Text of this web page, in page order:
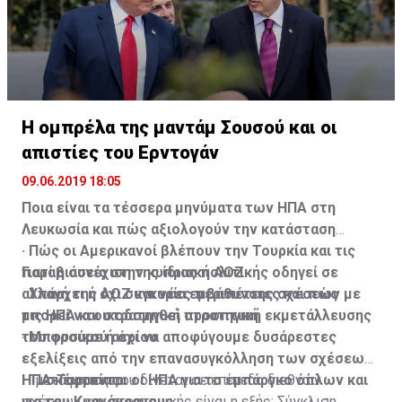
όχι, ότι, εκείνους που δεν πληρούν τα κριτήρια,
άρχισαν να τους στέλνουν επιστολές εκποίησης».
Η ομπρέλα της μαντάμ Σουσού και οι
απιστίες του Ερντογάν
09.06.2019 18:05
Ποια είναι τα τέσσερα μηνύματα των ΗΠΑ στη
Λευκωσία και πώς αξιολογούν την κατάσταση
Γιατί η συνέχιση της ίδιας πολιτικής οδηγεί σε
αλλαγή της ΑΟΖ και νέες περιπέτειες και πώς
μπορεί να οικοδομηθεί στρατηγική εκμετάλλευσης
του φυσικού αερίου
· Τι σκέφτονται οι ΗΠΑ για το εμπάργκο όπλων και
· Πώς οι Αμερικανοί βλέπουν την Τουρκία και τις
παραβιάσεις στην κυπριακή ΑΟΖ
· Υπάρχει ή όχι συγκυρία εμβάθυνσης σχέσεων με
τις ΗΠΑ και στρατηγική προοπτική
· Μπορούμε ή όχι να αποφύγουμε δυσάρεστες
εξελίξεις από την επανασυγκόλληση των σχέσεων
ΗΠΑ-Τουρκίας
Η μετάφραση που δίνεται σε επίπεδο διεθνών